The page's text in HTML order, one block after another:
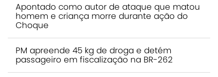
Apontado como autor de ataque que matou
homem e criança morre durante ação do
Choque
PM apreende 45 kg de droga e detém
passageiro em fiscalização na BR-262